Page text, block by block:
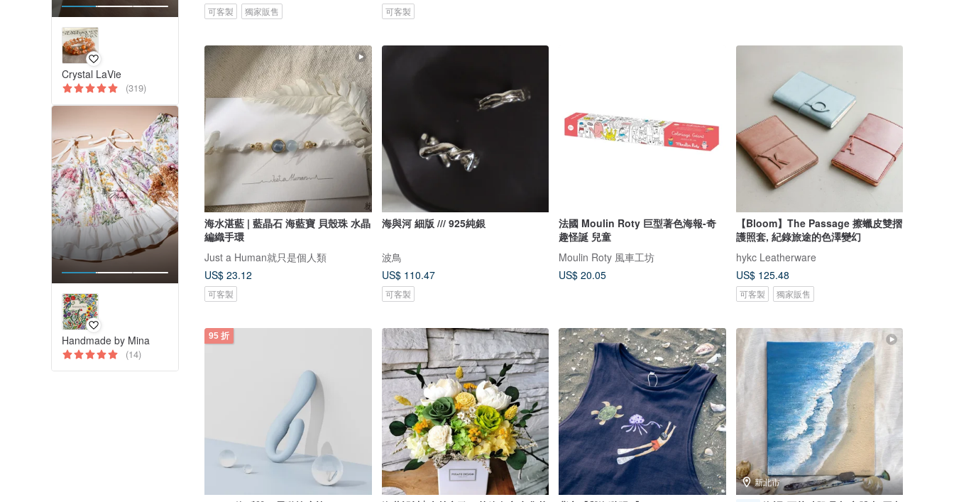
Crystal LaVie
(319)
Handmade by Mina
(14)
可客製 獨家販售 可客製
海水湛藍 | 藍晶石 海藍寶 貝殼珠 水晶
編織手環
Just a Human就只是個人類
US$ 23.12
可客製
海與河 細版 /// 925純銀
波鳥
US$ 110.47
可客製
法國 Moulin Roty 巨型著色海報-奇
趣怪誕 兒童
Moulin Roty 風車工坊
US$ 20.05
【Bloom】The Passage 擦蠟皮雙摺
護照套, 紀錄旅途的色澤變幻
hykc Leatherware
US$ 125.48
可客製 獨家販售
95 折
新北市